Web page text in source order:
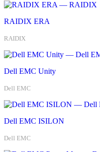
RAIDIX ERA
RAIDIX
Dell EMC Unity
Dell EMC
Dell EMC ISILON
Dell EMC